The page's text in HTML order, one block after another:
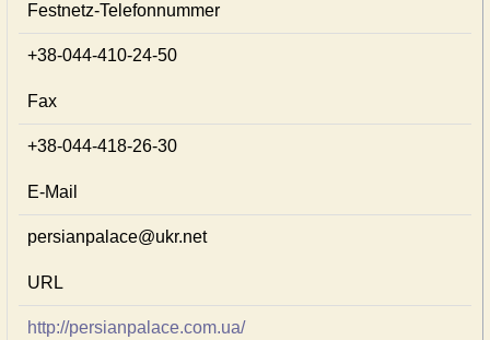
Festnetz-Telefonnummer
+38-044-410-24-50
Fax
+38-044-418-26-30
E-Mail
persianpalace@ukr.net
URL
http://persianpalace.com.ua/